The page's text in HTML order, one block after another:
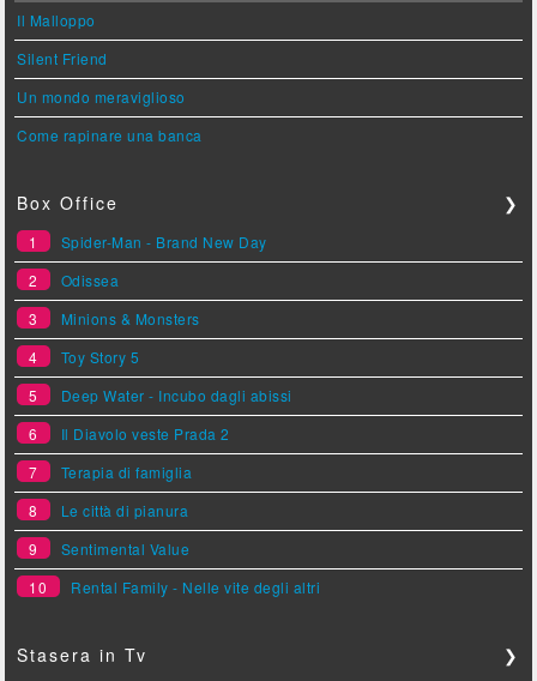
Il Malloppo
Silent Friend
Un mondo meraviglioso
Come rapinare una banca
Box Office ❯
1
Spider-Man - Brand New Day
2
Odissea
3
Minions & Monsters
4
Toy Story 5
5
Deep Water - Incubo dagli abissi
6
Il Diavolo veste Prada 2
7
Terapia di famiglia
8
Le città di pianura
9
Sentimental Value
10
Rental Family - Nelle vite degli altri
Stasera in Tv ❯